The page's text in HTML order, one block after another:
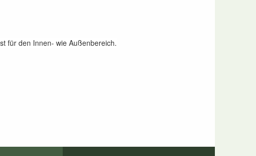
für den Innen- wie Außenbereich.